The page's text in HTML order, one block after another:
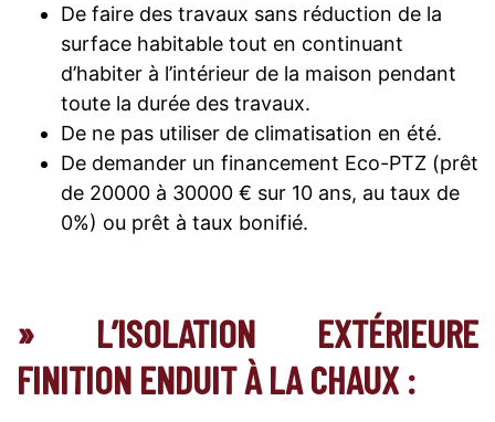
De faire des travaux sans réduction de la
surface habitable tout en continuant
d’habiter à l’intérieur de la maison pendant
toute la durée des travaux.
De ne pas utiliser de climatisation en été.
De demander un financement Eco-PTZ (prêt
de 20000 à 30000 € sur 10 ans, au taux de
0%) ou prêt à taux bonifié.
» L’ISOLATION EXTÉRIEURE
FINITION ENDUIT À LA CHAUX :